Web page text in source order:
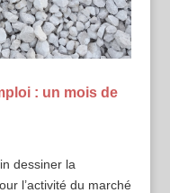
: un mois de
dessiner la
l’activité du marché